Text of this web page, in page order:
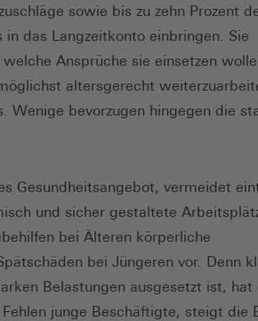
sowie bis zu zehn Prozent
das Langzeitkonto einbringen. Sie
Ansprüche sie einsetzen
altersgerecht
Wenige bevorzugen hingegen die
Gesundheitsangebot, vermeidet
und sicher gestaltete
bei Älteren körperliche
bei Jüngeren vor. Denn
Belastungen ausgesetzt ist, hat
junge Beschäftigte, steigt die